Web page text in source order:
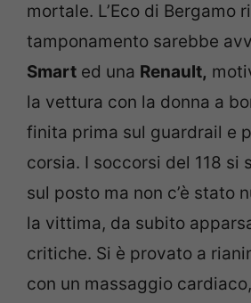
mortale. L’Eco di Bergamo
tamponamento sarebbe
Smart ed una Renault,
la vettura con la donna a
finita prima sul guardrail e
corsia. I soccorsi del 118 si
sul posto ma non c’è stato
la vittima, da subito
critiche. Si è provato a
con un massaggio